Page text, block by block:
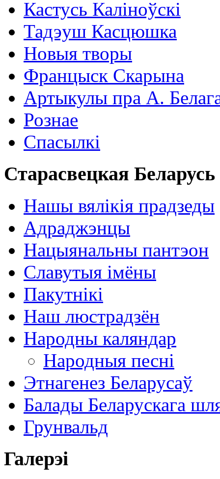
Кастусь Каліноўскі
Тадэуш Касцюшка
Новыя творы
Францыск Скарына
Артыкулы пра А.
Рознае
Спасылкі
Старасвецкая Беларусь
Нашы вялікія прадзеды
Адраджэнцы
Нацыянальны пантэон
Славутыя імёны
Пакутнікі
Наш люстрадзён
Народны каляндар
Народныя песні
Этнагенез Беларусаў
Балады Беларускага
Грунвальд
Галерэі